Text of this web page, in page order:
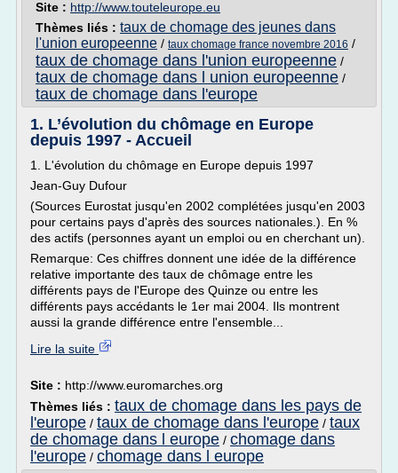
Site : http://www.touteleurope.eu
Thèmes liés : taux de chomage des jeunes dans
l'union europeenne / taux chomage france novembre 2016 /
taux de chomage dans l'union europeenne /
taux de chomage dans l union europeenne /
taux de chomage dans l'europe
1. L’évolution du chômage en Europe
depuis 1997 - Accueil
1. L'évolution du chômage en Europe depuis 1997
Jean-Guy Dufour
(Sources Eurostat jusqu'en 2002 complétées jusqu'en 2003
pour certains pays d'après des sources nationales.). En %
des actifs (personnes ayant un emploi ou en cherchant un).
Remarque: Ces chiffres donnent une idée de la différence
relative importante des taux de chômage entre les
différents pays de l'Europe des Quinze ou entre les
différents pays accédants le 1er mai 2004. Ils montrent
aussi la grande différence entre l'ensemble...
Lire la suite
Site : http://www.euromarches.org
Thèmes liés : taux de chomage dans les pays de
l'europe / taux de chomage dans l'europe / taux
de chomage dans l europe / chomage dans
l'europe / chomage dans l europe